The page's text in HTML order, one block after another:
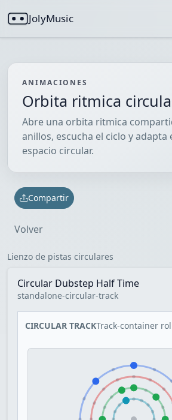
JolyMusic
ANIMACIONES
Orbita ritmica
Abre una orbita ritmica
anillos, escucha el ciclo y adapta
espacio circular.
Compartir
Volver
Lienzo de pistas circulares
Circular Dubstep Half Time
standalone-circular-track
CIRCULAR TRACKTrack-container